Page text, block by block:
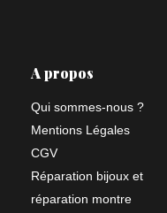
A propos
Qui sommes-nous ?
Mentions Légales
CGV
Réparation bijoux et
réparation montre